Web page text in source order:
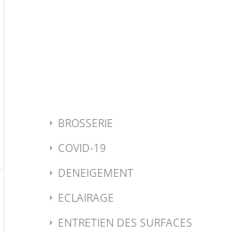
BROSSERIE
COVID-19
DENEIGEMENT
ECLAIRAGE
ENTRETIEN DES SURFACES